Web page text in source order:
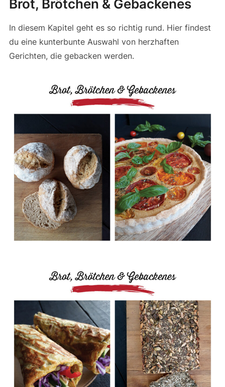
Brot, Brötchen & Gebackenes
In diesem Kapitel geht es so richtig rund. Hier findest
du eine kunterbunte Auswahl von herzhaften
Gerichten, die gebacken werden.